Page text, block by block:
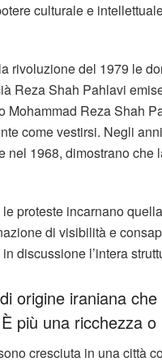
culturale e
rivoluzione del 1979 le
Reza Shah Pahlavi
Mohammad Reza Shah
come vestirsi. Negli
nel 1968, dimostrano
proteste incarnano
di visibilità e
discussione l’intera
origine iraniana
più una ricchezza
cresciuta in una città